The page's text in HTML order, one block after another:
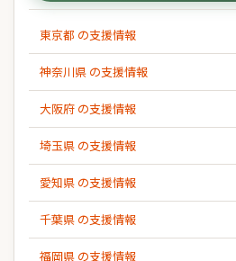
東京都 の支援情報
神奈川県 の支援情報
大阪府 の支援情報
埼玉県 の支援情報
愛知県 の支援情報
千葉県 の支援情報
福岡県 の支援情報